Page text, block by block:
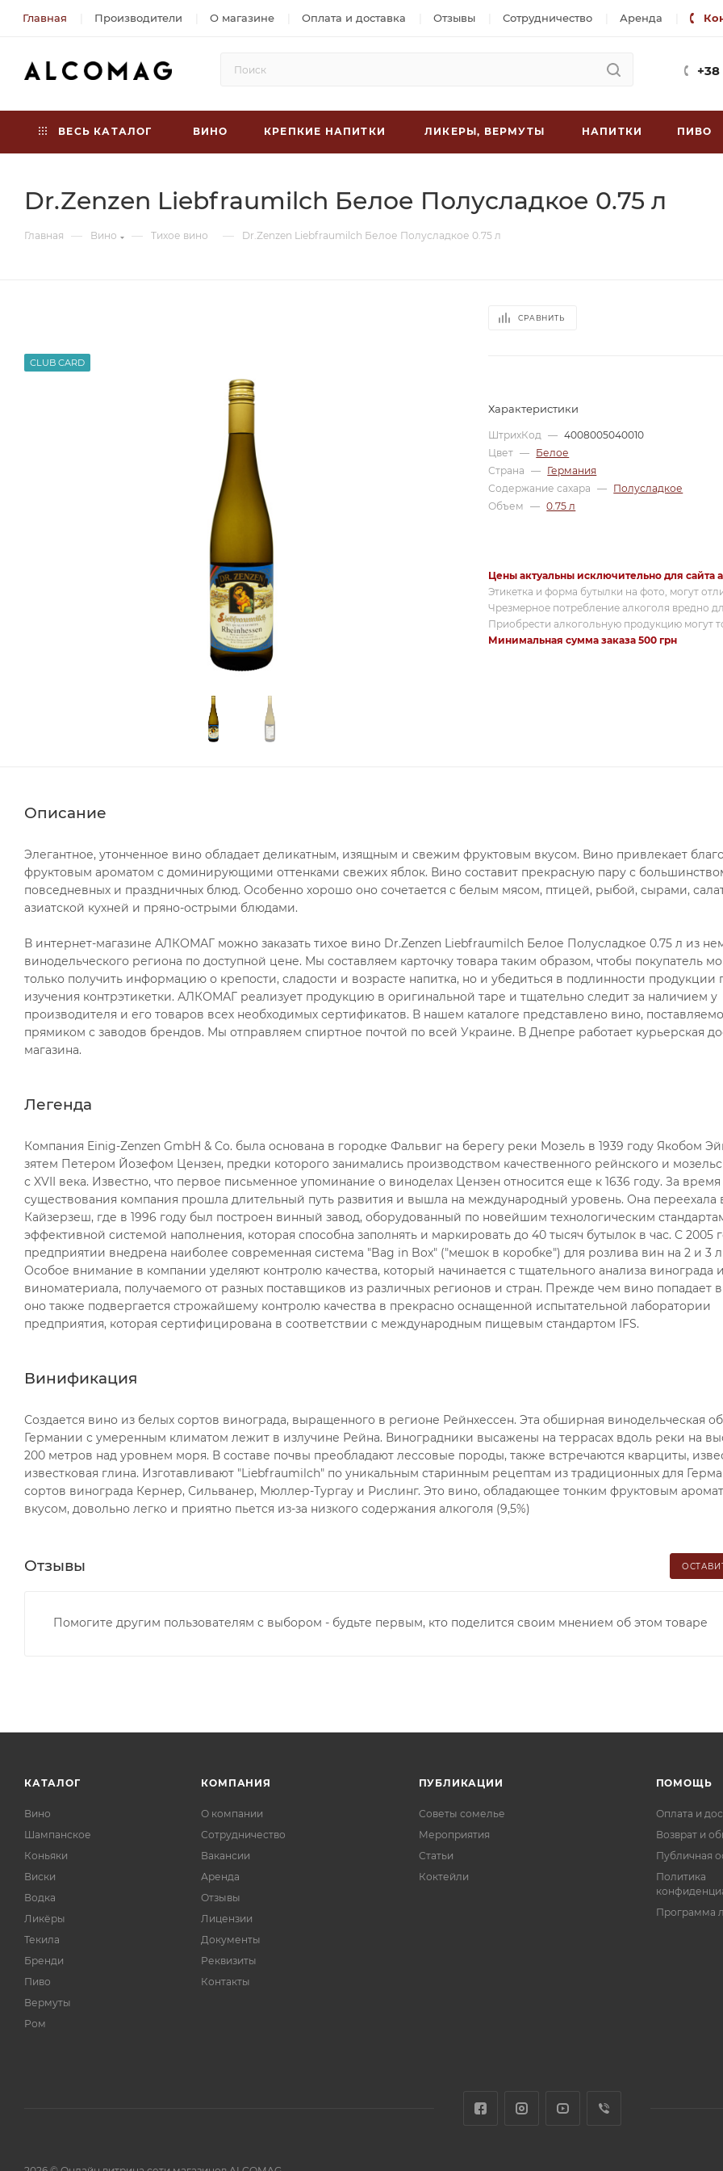
Главная Производители О магазине Оплата и доставка Отзывы Сотрудничество Аренда
ВЕСЬ КАТАЛОГ ВИНО КРЕПКИЕ НАПИТКИ ЛИКЕРЫ, ВЕРМУТЫ НАПИТКИ ПИВО
Dr.Zenzen Liebfraumilch Белое Полусладкое 0.75 л
Главная — Вино — Тихое вино — Dr.Zenzen Liebfraumilch Белое Полусладкое 0.75 л
CLUB CARD
СРАВНИТЬ
Характеристики
ШтрихКод — 4008005040010
Цвет — Белое
Страна
— Германия
Содержание сахара
— Полусладкое
Объем
— 0.75 л
Цены актуальны исключительно для сайта
Этикетка и форма бутылки на фото, могут
Чрезмерное потребление алкоголя вредно
Приобрести алкогольную продукцию могут
Минимальная сумма заказа 500 грн
Описание
Элегантное, утонченное вино обладает деликатным, изящным и свежим фруктовым вкусом. Вино привлекает
фруктовым ароматом с доминирующими оттенками свежих яблок. Вино составит прекрасную пару с
повседневных и праздничных блюд. Особенно хорошо оно сочетается с белым мясом, птицей, рыбой, сырами,
азиатской кухней и пряно-острыми блюдами.
В интернет-магазине АЛКОМАГ можно заказать тихое вино Dr.Zenzen Liebfraumilch Белое Полусладкое 0.75 л из
винодельческого региона по доступной цене. Мы составляем карточку товара таким образом, чтобы покупатель
только получить информацию о крепости, сладости и возрасте напитка, но и убедиться в подлинности продукции
изучения контрэтикетки. АЛКОМАГ реализует продукцию в оригинальной таре и тщательно следит за наличием у
производителя и его товаров всех необходимых сертификатов. В нашем каталоге представлено вино,
прямиком с заводов брендов. Мы отправляем спиртное почтой по всей Украине. В Днепре работает курьерская
магазина.
Легенда
Компания Einig-Zenzen GmbH & Co. была основана в городке Фальвиг на берегу реки Мозель в 1939 году Якобом
зятем Петером Йозефом Цензен, предки которого занимались производством качественного рейнского и
с XVII века. Известно, что первое письменное упоминание о виноделах Цензен относится еще к 1636 году. За время
существования компания прошла длительный путь развития и вышла на международный уровень. Она переехала
Кайзерзеш, где в 1996 году был построен винный завод, оборудованный по новейшим технологическим
эффективной системой наполнения, которая способна заполнять и маркировать до 40 тысяч бутылок в час. С 2005
предприятии внедрена наиболее современная система "Bag in Box" ("мешок в коробке") для розлива вин на 2 и 3
Особое внимание в компании уделяют контролю качества, который начинается с тщательного анализа винограда
виноматериала, получаемого от разных поставщиков из различных регионов и стран. Прежде чем вино попадает
оно также подвергается строжайшему контролю качества в прекрасно оснащенной испытательной лаборатории
предприятия, которая сертифицирована в соответствии с международным пищевым стандартом IFS.
Винификация
Создается вино из белых сортов винограда, выращенного в регионе Рейнхессен. Эта обширная винодельческая
Германии с умеренным климатом лежит в излучине Рейна. Виноградники высажены на террасах вдоль реки на
200 метров над уровнем моря. В составе почвы преобладают лессовые породы, также встречаются кварциты,
известковая глина. Изготавливают "Liebfraumilch" по уникальным старинным рецептам из традиционных для
сортов винограда Кернер, Сильванер, Мюллер-Тургау и Рислинг. Это вино, обладающее тонким фруктовым
вкусом, довольно легко и приятно пьется из-за низкого содержания алкоголя (9,5%)
Отзывы
Помогите другим пользователям с выбором - будьте первым, кто поделится своим мнением об этом товаре
КАТАЛОГ
Вино
Шампанское
Коньяки
Виски
Водка
Ликёры
Текила
Бренди
Пиво
Вермуты
Ром
КОМПАНИЯ
О компании
Сотрудничество
Вакансии
Аренда
Отзывы
Лицензии
Документы
Реквизиты
Контакты
ПУБЛИКАЦИИ
Советы сомелье
Мероприятия
Статьи
Коктейли
ПОМОЩЬ
Оплата и
Возврат и
Публичная
Политика
Программа